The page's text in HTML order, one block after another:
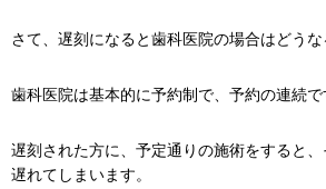
さて、遅刻になると歯科医院の場合はどうな
歯科医院は基本的に予約制で、予約の連続で
遅刻された方に、予定通りの施術をすると
遅れてしまいます。